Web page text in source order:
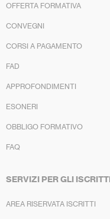
OFFERTA FORMATIVA
CONVEGNI
CORSI A PAGAMENTO
FAD
APPROFONDIMENTI
ESONERI
OBBLIGO FORMATIVO
FAQ
SERVIZI PER GLI
AREA RISERVATA ISCRITTI